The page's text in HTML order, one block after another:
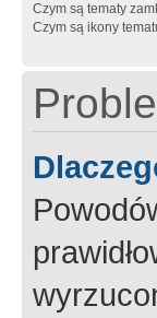
Czym są tematy
Czym są ikony